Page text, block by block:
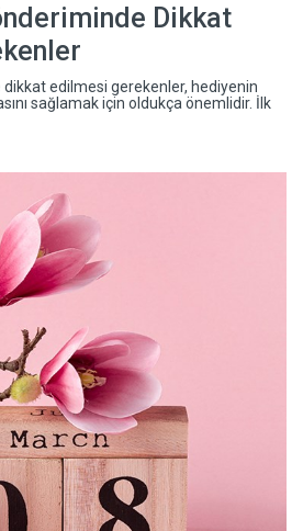
Dikkat
edilmesi gerekenler, hediyenin
sağlamak için oldukça önemlidir. İlk